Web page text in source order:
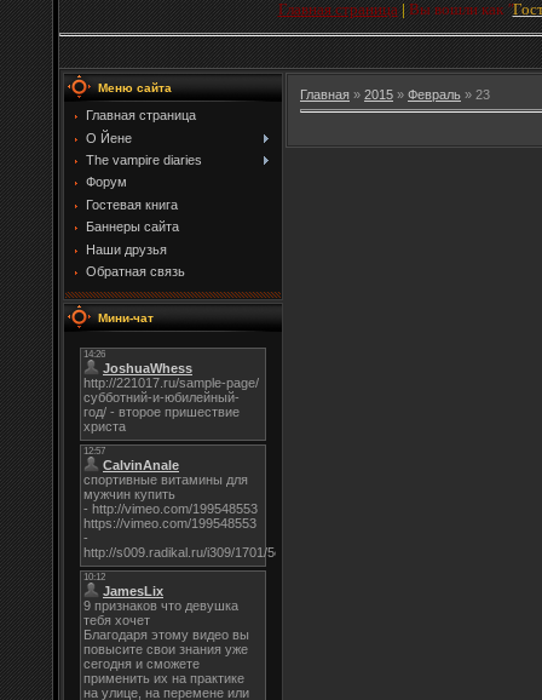
Главная страница | Вы вошли как "
Меню сайта
Главная страница
О Йене
The vampire diaries
Форум
Гостевая книга
Баннеры сайта
Наши друзья
Обратная связь
Мини-чат
Главная » 2015 » Февраль » 23